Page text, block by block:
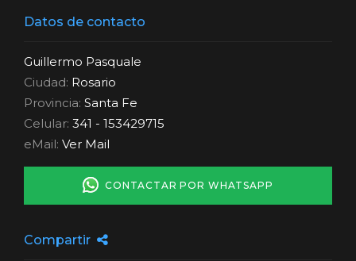
Datos de contacto
Guillermo Pasquale
Ciudad: Rosario
Provincia: Santa Fe
Celular: 341 - 153429715
eMail: Ver Mail
CONTACTAR POR WHATSAPP
Compartir